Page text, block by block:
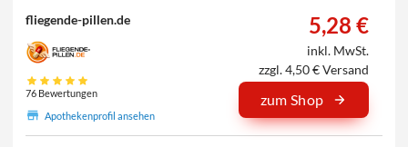
fliegende-pillen.de
76 Bewertungen
Apothekenprofil ansehen
5,28 €
inkl. MwSt.
zzgl. 4,50 € Versand
zum Shop